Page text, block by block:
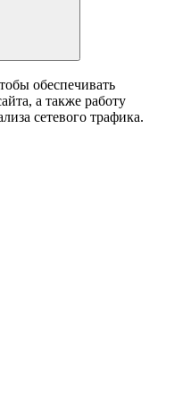
обеспечивать
а также работу
сетевого трафика.